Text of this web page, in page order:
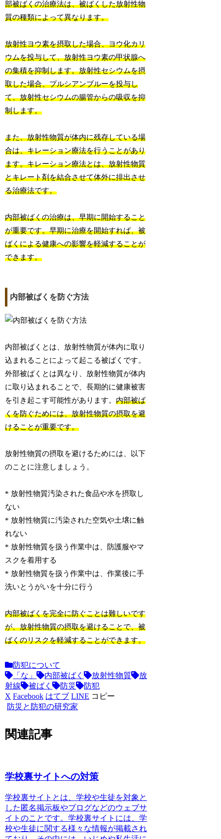
部被ばくの治療法は、被ばくした放射性物
質の種類によって異なります。
放射性ヨウ素を摂取した場合、ヨウ化カリ
ウムを投与して、放射性ヨウ素の甲状腺へ
の集積を抑制します。放射性セシウムを摂
取した場合、プルシアンブルーを投与し
て、放射性セシウムの腸管からの吸収を抑
制します。
また、放射性物質が体内に残存している場
合は、キレーション療法を行うことがあり
ます。キレーション療法とは、放射性物質
とキレート剤を結合させて体外に排出させ
る治療法です。
内部被ばくの治療は、早期に開始すること
が重要です。早期に治療を開始すれば、被
ばくによる健康への影響を軽減することが
できます。
内部被ばくを防ぐ方法
内部被ばくとは、放射性物質が体内に取り
込まれることによって起こる被ばくです。
外部被ばくとは異なり、放射性物質が体内
に取り込まれることで、長期的に健康被害
を引き起こす可能性があります。内部被ば
くを防ぐためには、放射性物質の摂取を避
けることが重要です。
放射性物質の摂取を避けるためには、以下
のことに注意しましょう。
* 放射性物質汚染された食品や水を摂取し
ない
* 放射性物質に汚染された空気や土壌に触
れない
* 放射性物質を扱う作業中は、防護服やマ
スクを着用する
* 放射性物質を扱う作業中は、作業後に手
洗いとうがいを十分に行う
内部被ばくを完全に防ぐことは難しいです
が、放射性物質の摂取を避けることで、被
ばくのリスクを軽減することができます。
防犯について
「な」
内部被ばく 放射性物質
放
射線
被ばく 防災
防犯
X Facebook はてブ LINE コピー
防災と防犯の研究家
関連記事
学校裏サイトへの対策
学校裏サイト とは、学校や生徒を対象と
した匿名掲示板やブログなどのウェブサ
イトのことです。学校裏サイトには、学
校や生徒に関する様々な情報が掲載され